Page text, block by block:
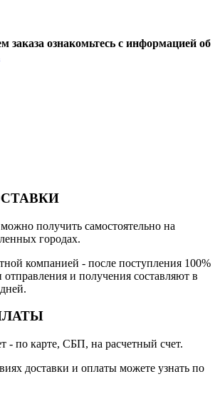
заказа ознакомьтесь с информацией об
получить самостоятельно на
городах.
компанией - после поступления 100%
и получения составляют в
- по карте, СБП, на расчетный счет.
доставки и оплаты можете узнать по